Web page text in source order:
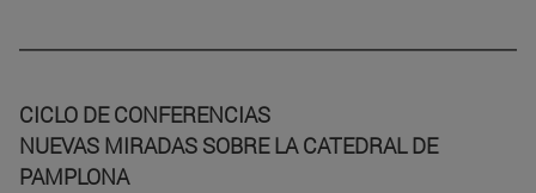
CICLO DE CONFERENCIAS
NUEVAS MIRADAS SOBRE LA CATEDRAL DE
PAMPLONA